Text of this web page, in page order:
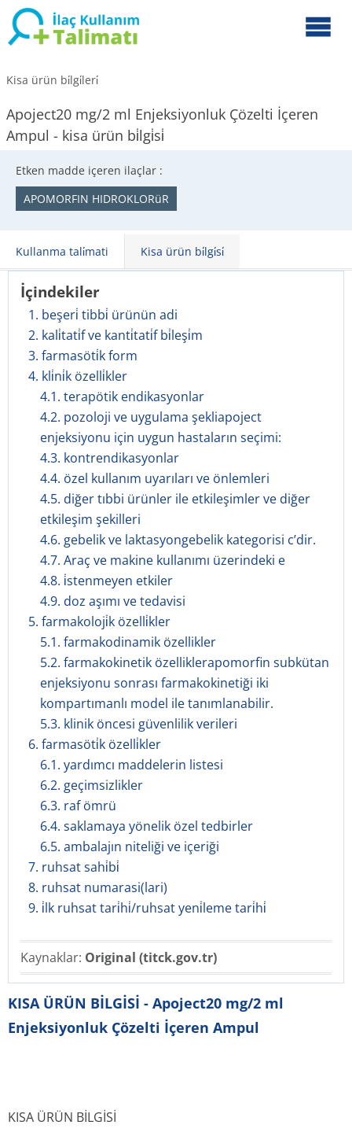
Kisa ürün bi̇lgi̇leri̇
Apoject20 mg/2 ml Enjeksiyonluk Çözelti İçeren
Ampul - kisa ürün bi̇lgi̇si̇
Etken madde içeren ilaçlar :
APOMORFIN HIDROKLORüR
Kullanma tali̇mati Kisa ürün bi̇lgi̇si̇
İçindekiler
1. beşeri̇ tibbi̇ ürünün adi
2. kali̇tati̇f ve kanti̇tati̇f bi̇leşi̇m
3. farmasöti̇k form
4. kli̇ni̇k özelli̇kler
4.1. terapötik endikasyonlar
4.2. pozoloji ve uygulama şekliapoject
enjeksiyonu için uygun hastaların seçimi:
4.3. kontrendikasyonlar
4.4. özel kullanım uyarıları ve önlemleri
4.5. diğer tıbbi ürünler ile etkileşimler ve diğer
etkileşim şekilleri
4.6. gebelik ve laktasyongebelik kategorisi c’dir.
4.7. Araç ve makine kullanımı üzerindeki e
4.8. i̇stenmeyen etkiler
4.9. doz aşımı ve tedavisi
5. farmakoloji̇k özelli̇kler
5.1. farmakodinamik özellikler
5.2. farmakokinetik özelliklerapomorfin subkütan
enjeksiyonu sonrası farmakokinetiği iki
kompartımanlı model ile tanımlanabilir.
5.3. klinik öncesi güvenlilik verileri
6. farmasöti̇k özelli̇kler
6.1. yardımcı maddelerin listesi
6.2. geçimsizlikler
6.3. raf ömrü
6.4. saklamaya yönelik özel tedbirler
6.5. ambalajın niteliği ve içeriği
7. ruhsat sahi̇bi̇
8. ruhsat numarasi(lari)
9. i̇lk ruhsat tari̇hi̇/ruhsat yeni̇leme tari̇hi̇
Kaynaklar: Original (titck.gov.tr)
KISA ÜRÜN BİLGİSİ - Apoject20 mg/2 ml
Enjeksiyonluk Çözelti İçeren Ampul
KISA ÜRÜN BİLGİSİ